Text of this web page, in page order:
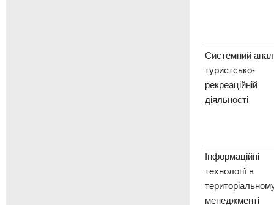
Системний
туристсько-
рекреаційній
діяльності
Інформаційні
технології в
менеджменті